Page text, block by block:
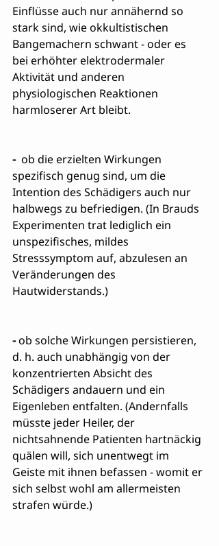
Einflüsse auch nur annähernd so
stark sind, wie okkultistischen
Bangemachern schwant - oder es
bei erhöhter elektrodermaler
Aktivität und anderen
physiologischen Reaktionen
harmloserer Art bleibt.
- ob die erzielten Wirkungen
spezifisch genug sind, um die
Intention des Schädigers auch nur
halbwegs zu befriedigen. (In Brauds
Experimenten trat lediglich ein
unspezifisches, mildes
Stresssymptom auf, abzulesen an
Veränderungen des
Hautwiderstands.)
- ob solche Wirkungen persistieren,
d. h. auch unabhängig von der
konzentrierten Absicht des
Schädigers andauern und ein
Eigenleben entfalten. (Andernfalls
müsste jeder Heiler, der
nichtsahnende Patienten hartnäckig
quälen will, sich unentwegt im
Geiste mit ihnen befassen - womit er
sich selbst wohl am allermeisten
strafen würde.)